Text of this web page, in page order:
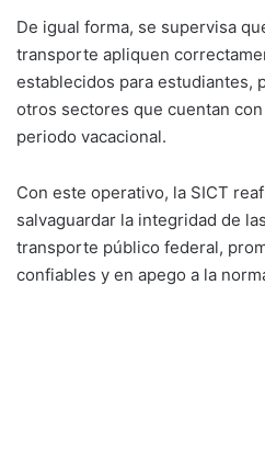
De igual forma, se supervisa
transporte apliquen
establecidos para estudiantes,
otros sectores que cuentan
periodo vacacional.
Con este operativo, la SICT
salvaguardar la integridad de
transporte público federal,
confiables y en apego a la